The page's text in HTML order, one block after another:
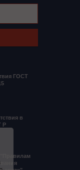
ГОСТ
в
Р
"Правилам